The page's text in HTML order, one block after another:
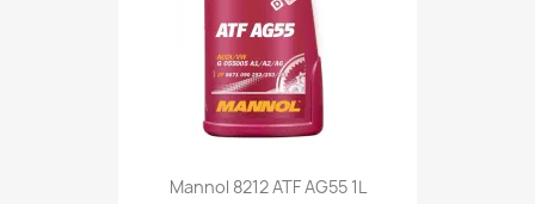
Mannol 8212 ATF AG55 1L